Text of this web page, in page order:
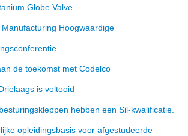
Globe Valve
Hoogwaardige
de toekomst met Codelco
is voltooid
hebben een Sil-kwalificatie.
opleidingsbasis voor afgestudeerde